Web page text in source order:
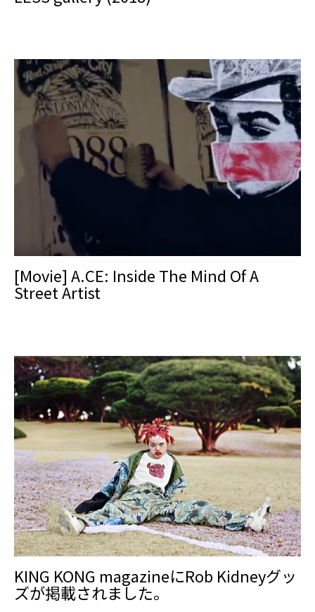
[Movie] A.CE: Inside The Mind Of A
Street Artist
KING KONG magazineにRob Kidneyグッ
ズが掲載されました。